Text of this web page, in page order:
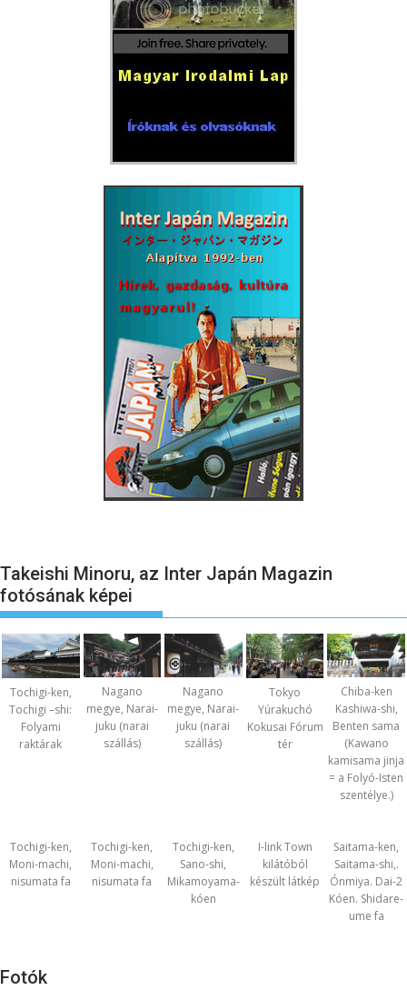
Takeishi Minoru, az Inter Japán Magazin
fotósának képei
Tochigi-ken,
Tochigi –shi:
Folyami
raktárak
Nagano
megye, Narai-
juku (narai
szállás)
Nagano
megye, Narai-
juku (narai
szállás)
Tokyo
Yúrakuchó
Kokusai Fórum
tér
Chiba-ken
Kashiwa-shi,
Benten sama
(Kawano
kamisama jinja
= a Folyó-Isten
szentélye.)
Tochigi-ken,
Moni-machi,
nisumata fa
Tochigi-ken,
Moni-machi,
nisumata fa
Tochigi-ken,
Sano-shi,
Mikamoyama-
kóen
I-link Town
kilátóból
készült látkép
Saitama-ken,
Saitama-shi,.
Ónmiya. Dai-2
Kóen. Shidare-
ume fa
Fotók